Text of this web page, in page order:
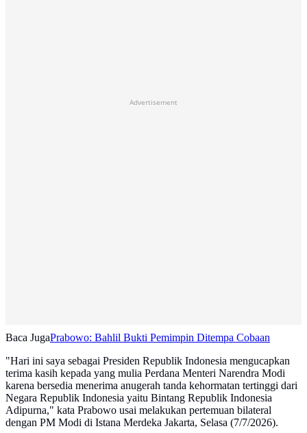
Advertisement
Baca JugaPrabowo: Bahlil Bukti Pemimpin Ditempa Cobaan
"Hari ini saya sebagai Presiden Republik Indonesia mengucapkan
terima kasih kepada yang mulia Perdana Menteri Narendra Modi
karena bersedia menerima anugerah tanda kehormatan tertinggi dari
Negara Republik Indonesia yaitu Bintang Republik Indonesia
Adipurna," kata Prabowo usai melakukan pertemuan bilateral
dengan PM Modi di Istana Merdeka Jakarta, Selasa (7/7/2026).